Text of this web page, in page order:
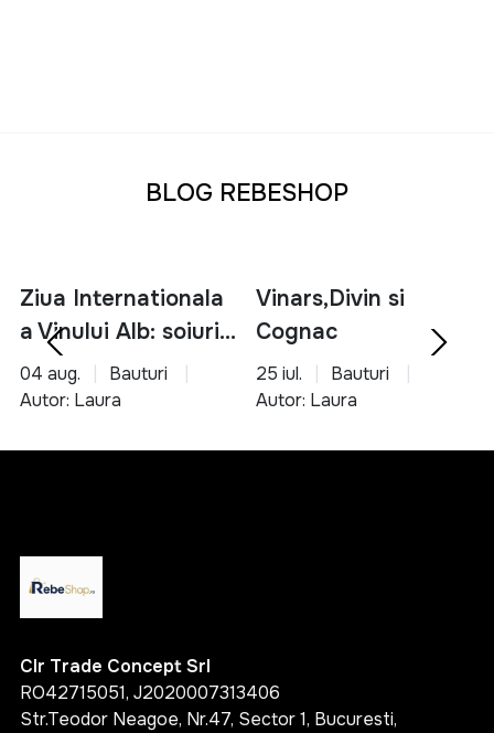
BLOG REBESHOP
Ziua Internationala
a Vinului Alb: soiuri,
servire si asocieri
culinare
04 aug.
Bauturi
Autor: Laura
Vinars,Divin si
Cognac
25 iul.
Bauturi
Autor: Laura
Clr Trade Concept Srl
RO42715051, J2020007313406
Str.Teodor Neagoe, Nr.47, Sector 1, Bucuresti,